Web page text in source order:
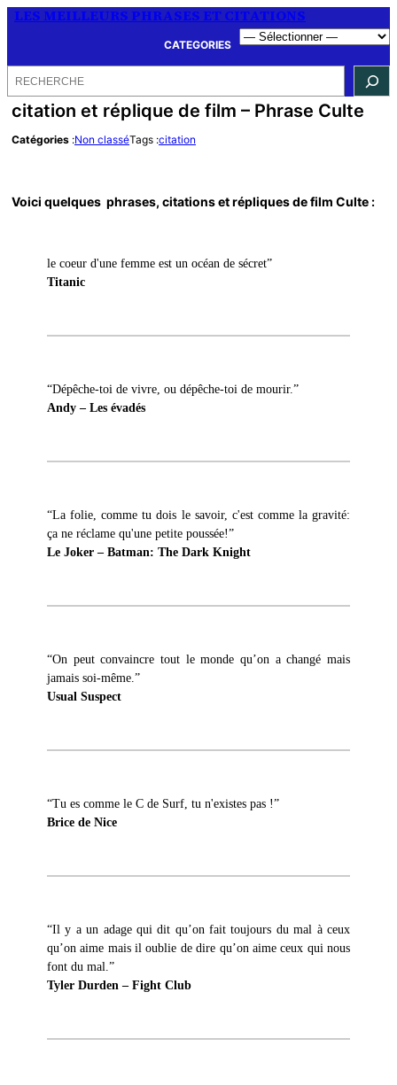
LES MEILLEURS PHRASES ET CITATIONS
CATEGORIES
citation et réplique de film – Phrase Culte
Catégories :Non classéTags :citation
Voici quelques phrases, citations et répliques de film Culte :
le coeur d'une femme est un océan de sécret”
Titanic
“Dépêche-toi de vivre, ou dépêche-toi de mourir.”
Andy – Les évadés
“La folie, comme tu dois le savoir, c'est comme la gravité:
ça ne réclame qu'une petite poussée!”
Le Joker – Batman: The Dark Knight
“On peut convaincre tout le monde qu’on a changé mais
jamais soi-même.”
Usual Suspect
“Tu es comme le C de Surf, tu n'existes pas !”
Brice de Nice
“Il y a un adage qui dit qu’on fait toujours du mal à ceux
qu’on aime mais il oublie de dire qu’on aime ceux qui nous
font du mal.”
Tyler Durden – Fight Club